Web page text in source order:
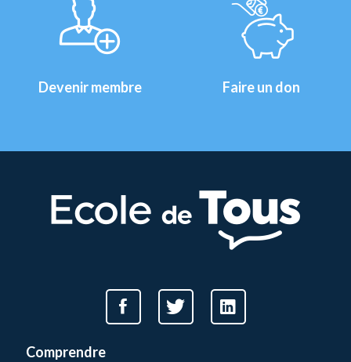
Devenir membre Faire un don
Comprendre